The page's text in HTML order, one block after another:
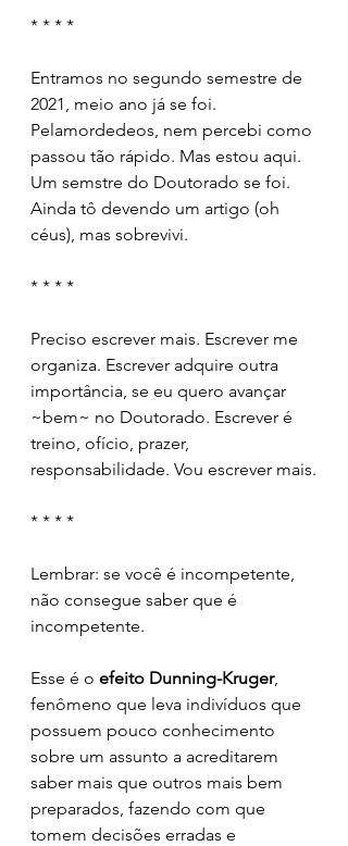
* * * *
Entramos no segundo semestre de
2021, meio ano já se foi.
Pelamordedeos, nem percebi como
passou tão rápido. Mas estou aqui.
Um semstre do Doutorado se foi.
Ainda tô devendo um artigo (oh
céus), mas sobrevivi.
* * * *
Preciso escrever mais. Escrever me
organiza. Escrever adquire outra
importância, se eu quero avançar
~bem~ no Doutorado. Escrever é
treino, ofício, prazer,
responsabilidade. Vou escrever mais.
* * * *
Lembrar: se você é incompetente,
não consegue saber que é
incompetente.
Esse é o efeito Dunning-Kruger,
fenômeno que leva indivíduos que
possuem pouco conhecimento
sobre um assunto a acreditarem
saber mais que outros mais bem
preparados, fazendo com que
tomem decisões erradas e